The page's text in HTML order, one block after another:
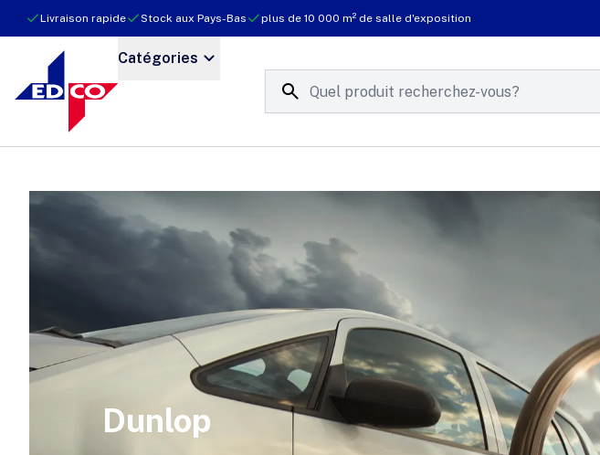
Livraison rapide Stock aux Pays-Bas plus de 10 000 m² de salle d'exposition
Catégories
Dunlop